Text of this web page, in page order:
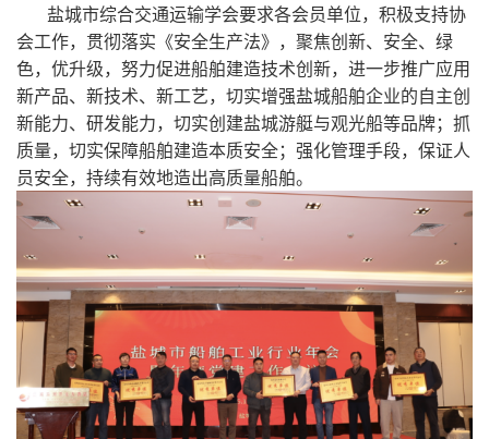
盐城市综合交通运输学会要求各会员单位，积极支持协
会工作，贯彻落实《安全生产法》，聚焦创新、安全、绿
色，优升级，努力促进船舶建造技术创新，进一步推广应用
新产品、新技术、新工艺，切实增强盐城船舶企业的自主创
新能力、研发能力，切实创建盐城游艇与观光船等品牌；抓
质量，切实保障船舶建造本质安全；强化管理手段，保证人
员安全，持续有效地造出高质量船舶。